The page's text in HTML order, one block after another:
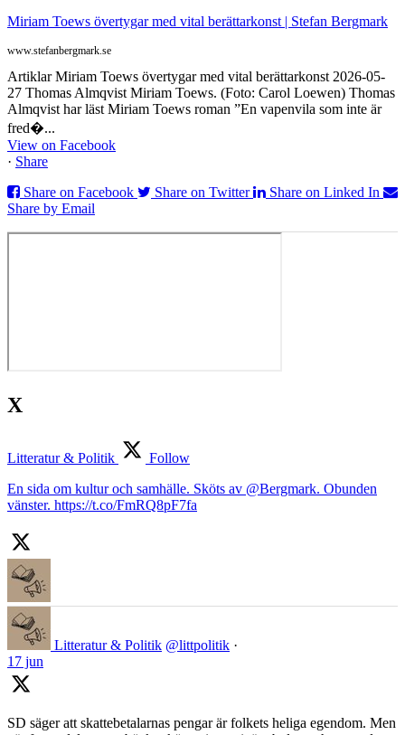
Miriam Toews övertygar med vital berättarkonst | Stefan Bergmark
www.stefanbergmark.se
Artiklar Miriam Toews övertygar med vital berättarkonst 2026-05-
27 Thomas Almqvist Miriam Toews. (Foto: Carol Loewen) Thomas
Almqvist har läst Miriam Toews roman ”En vapenvila som inte är
fred�...
View on Facebook
· Share
Share on Facebook
Share on Twitter
Share on Linked In
Share by Email
X
Litteratur & Politik
Follow
En sida om kultur och samhälle. Sköts av @Bergmark. Obunden
vänster. https://t.co/FmRQ8pF7fa
Litteratur & Politik @littpolitik ·
17 jun
SD säger att skattebetalarnas pengar är folkets heliga egendom. Men